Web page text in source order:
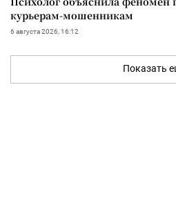
курьерам-мошенникам
6 августа 2026, 16:12
Показать